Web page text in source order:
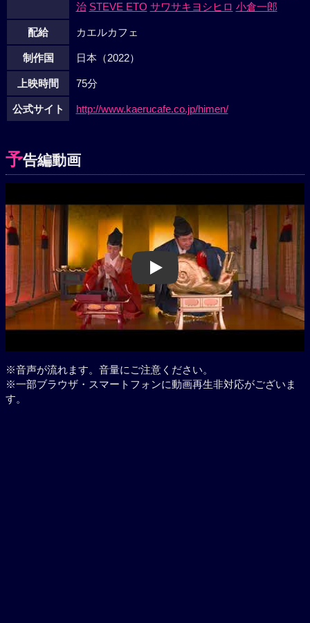
治 STEVE ETO サワサキヨシヒロ 小倉一郎
配給 カエルカフェ
制作国 日本（2022）
上映時間 75分
公式サイト http://www.kaerucafe.co.jp/himen/
予告編動画
Play
※音声が流れます。音量にご注意ください。
※一部ブラウザ・スマートフォンに動画再生非対応がございま
す。